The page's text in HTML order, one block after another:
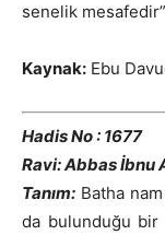
senelik mesafedir”
Kaynak: Ebu
Hadis No : 1677
Ravi: Abbas
Tanım: Batha
da bulunduğu